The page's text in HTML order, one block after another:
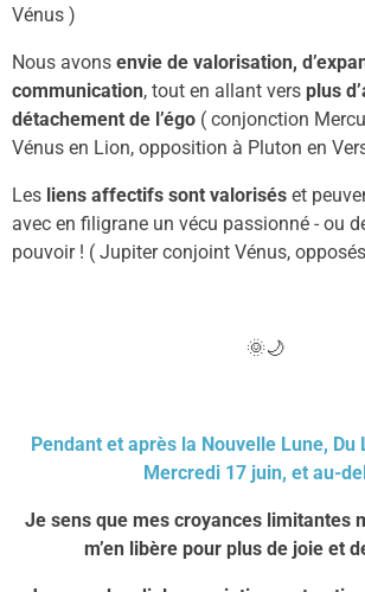
Vénus )
Nous avons envie de valorisation,
communication, tout en allant vers plus
détachement de l’égo ( conjonction
Vénus en Lion, opposition à Pluton en
Les liens affectifs sont valorisés et
avec en filigrane un vécu passionné - ou
pouvoir ! ( Jupiter conjoint Vénus,
🌞🌙
Pendant et après la Nouvelle Lune, Du
Mercredi 17 juin, et au-
Je sens que mes croyances limitantes
m’en libère pour plus de joie et